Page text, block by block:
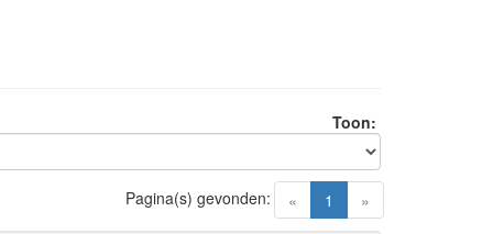
Toon:
« 1 (current)
»
Pagina(s) gevonden: